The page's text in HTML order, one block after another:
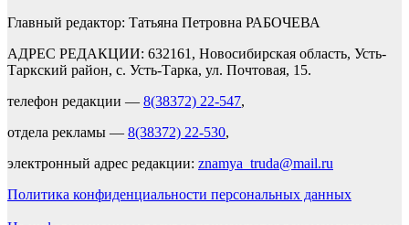
Главный редактор: Татьяна Петровна РАБОЧЕВА
АДРЕС РЕДАКЦИИ: 632161, Новосибирская область, Усть-
Таркский район, с. Усть-Тарка, ул. Почтовая, 15.
телефон редакции — 8(38372) 22-547,
отдела рекламы — 8(38372) 22-530,
электронный адрес редакции: znamya_truda@mail.ru
Политика конфиденциальности персональных данных